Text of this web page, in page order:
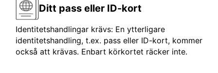
Ditt pass eller ID-kort
Identitetshandlingar krävs: En ytterligare
identitetshandling, t.ex. pass eller ID-kort, kommer
också att krävas. Enbart körkortet räcker inte.